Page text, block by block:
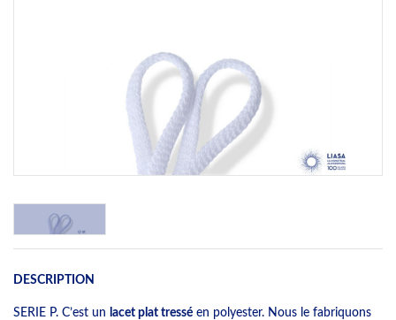
DESCRIPTION
SERIE P. C’est un lacet plat tressé en polyester. Nous le fabriquons